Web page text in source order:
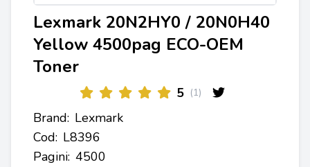
Lexmark 20N2HY0 / 20N0H40
Yellow 4500pag ECO-OEM
Toner
5 (1)
Brand: Lexmark
Cod: L8396
Pagini: 4500